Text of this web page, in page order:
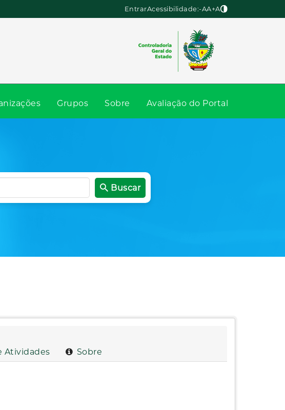
EntrarAcessibilidade:-AA+A
Grupos Sobre Avaliação do Portal
Buscar
Atividades Sobre